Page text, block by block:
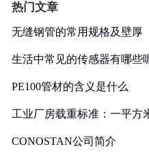
热门文章
无缝钢管的常用规格及壁厚
生活中常见的传感器有哪些
PE100管材的含义是什么
工业厂房载重标准：一平方
CONOSTAN公司简介